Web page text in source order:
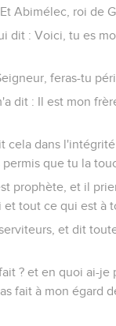
Abimélec, roi de
dit : Voici, tu es
feras-tu
dit : Il est mon
cela dans
que tu la
prophète, et il
tout ce qui est à
et dit
? et en quoi ai-
fait à mon égard